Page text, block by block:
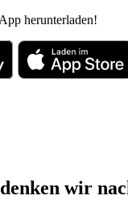
herunterladen!
wir